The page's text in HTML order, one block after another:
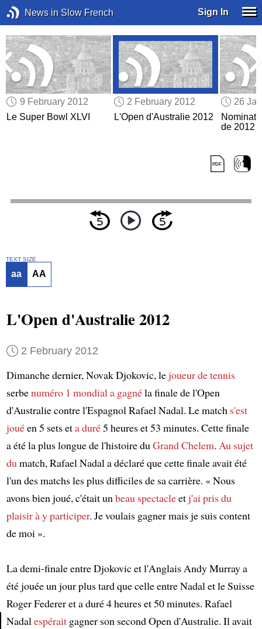
News in Slow French Sign In
9 February 2012
Le Super Bowl XLVI
2 February 2012
L'Open d'Australie 2012
26
de 2012
TEXT SIZE
aa AA
L'Open d'Australie 2012
2 February 2012
Dimanche dernier, Novak Djokovic, lejoueur de tennis
serbenuméro 1 mondiala gagnéla finale de l'Open
d'Australie contre l'Espagnol Rafael Nadal. Le match s'est
jouéen 5 sets eta duré5 heures et 53 minutes. Cette finale
a été la plus longue de l'histoire duGrand Chelem. Au sujet
dumatch, Rafael Nadal a déclaré que cette finale avait été
l'un des matchs les plus difficiles de sa carrière. « Nous
avons bien joué, c'était unbeau spectacleetj'ai pris du
plaisir à y participer. Je voulais gagner mais je suis content
de moi ».
La demi-finale entre Djokovic et l'Anglais Andy Murray a
été jouée un jour plus tard que celle entre Nadal et le Suisse
Roger Federer et a duré 4 heures et 50 minutes. Rafael
Nadalespéraitgagner son second Open d'Australie. Il avait